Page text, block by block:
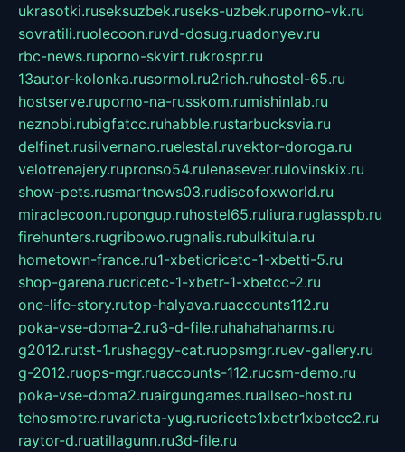
ukrasotki.ruseksuzbek.ruseks-uzbek.ruporno-vk.ru
sovratili.ruolecoon.ruvd-dosug.ruadonyev.ru
rbc-news.ruporno-skvirt.rukrospr.ru
13autor-kolonka.rusormol.ru2rich.ruhostel-65.ru
hostserve.ruporno-na-russkom.rumishinlab.ru
neznobi.rubigfatcc.ruhabble.rustarbucksvia.ru
delfinet.rusilvernano.ruelestal.ruvektor-doroga.ru
velotrenajery.rupronso54.rulenasever.rulovinskix.ru
show-pets.rusmartnews03.rudiscofoxworld.ru
miraclecoon.rupongup.ruhostel65.ruliura.ruglasspb.ru
firehunters.rugribowo.rugnalis.rubulkitula.ru
hometown-france.ru1-xbeticricetc-1-xbetti-5.ru
shop-garena.rucricetc-1-xbetr-1-xbetcc-2.ru
one-life-story.rutop-halyava.ruaccounts112.ru
poka-vse-doma-2.ru3-d-file.ruhahahaharms.ru
g2012.rutst-1.rushaggy-cat.ruopsmgr.ruev-gallery.ru
g-2012.ruops-mgr.ruaccounts-112.rucsm-demo.ru
poka-vse-doma2.ruairgungames.ruallseo-host.ru
tehosmotre.ruvarieta-yug.rucricetc1xbetr1xbetcc2.ru
raytor-d.ruatillagunn.ru3d-file.ru